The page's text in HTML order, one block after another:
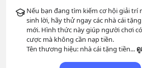
Nếu bạn đang tìm kiếm cơ hội giải trí
sinh lời, hãy thử ngay các nhà cái
mới. Hình thức này giúp người chơi
cược mà không cần nạp tiền.
Tên thương hiệu: nhà cái tặng tiền... ดู